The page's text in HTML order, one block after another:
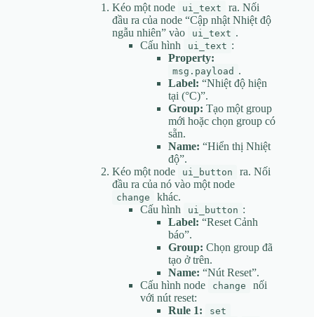
Kéo một node ui_text
ra. Nối
đầu ra của node “Cập nhật Nhiệt độ
ngẫu nhiên” vào
ui_text .
Cấu hình
ui_text :
Property:
msg.payload .
Label: “Nhiệt độ hiện
tại (°C)”.
Group: Tạo một group
mới hoặc chọn group có
sẵn.
Name: “Hiển thị Nhiệt
độ”.
Kéo một node
ui_button
ra. Nối
đầu ra của nó vào một node
change
khác.
Cấu hình
ui_button :
Label: “Reset Cảnh
báo”.
Group: Chọn group đã
tạo ở trên.
Name: “Nút Reset”.
Cấu hình node
change
nối
với nút reset:
Rule 1:
set